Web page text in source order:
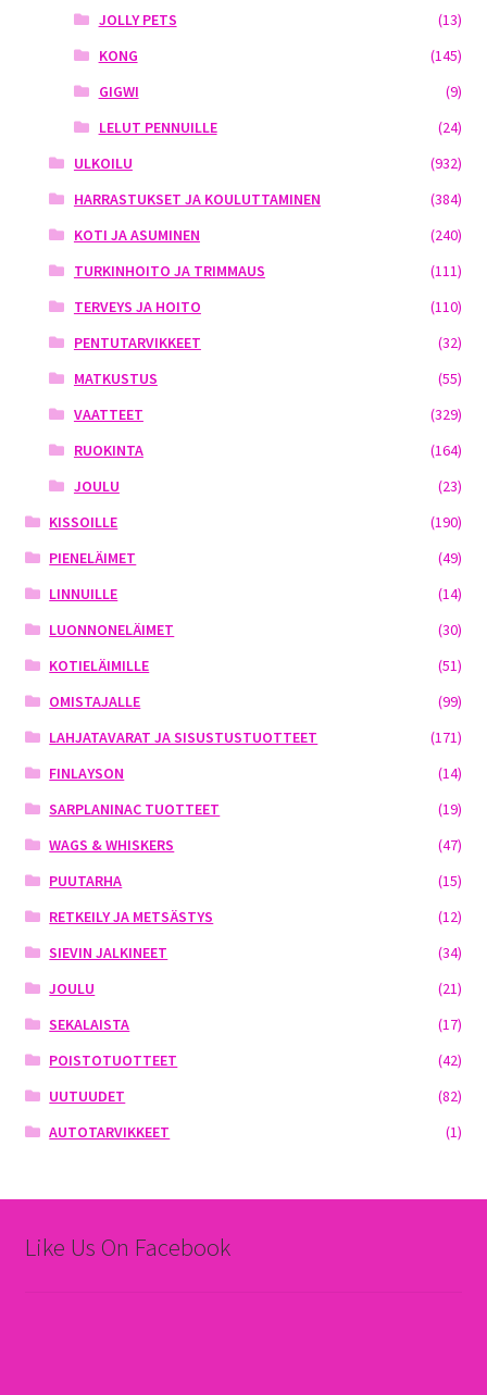
JOLLY PETS
(13)
KONG
(145)
GIGWI
(9)
LELUT PENNUILLE
(24)
ULKOILU
(932)
HARRASTUKSET JA KOULUTTAMINEN
(384)
KOTI JA ASUMINEN
(240)
TURKINHOITO JA TRIMMAUS
(111)
TERVEYS JA HOITO
(110)
PENTUTARVIKKEET
(32)
MATKUSTUS
(55)
VAATTEET
(329)
RUOKINTA
(164)
JOULU
(23)
KISSOILLE
(190)
PIENELÄIMET
(49)
LINNUILLE
(14)
LUONNONELÄIMET
(30)
KOTIELÄIMILLE
(51)
OMISTAJALLE
(99)
LAHJATAVARAT JA SISUSTUSTUOTTEET
(171)
FINLAYSON
(14)
SARPLANINAC TUOTTEET
(19)
WAGS & WHISKERS
(47)
PUUTARHA
(15)
RETKEILY JA METSÄSTYS
(12)
SIEVIN JALKINEET
(34)
JOULU
(21)
SEKALAISTA
(17)
POISTOTUOTTEET
(42)
UUTUUDET
(82)
AUTOTARVIKKEET
(1)
Like Us On Facebook